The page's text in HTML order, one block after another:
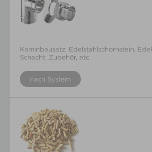
Kaminbausatz, Edelstahlschornstein,
Schacht, Zubehör, etc.
nach System